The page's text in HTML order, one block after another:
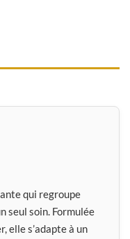
qui regroupe
seul soin. Formulée
elle s’adapte à un